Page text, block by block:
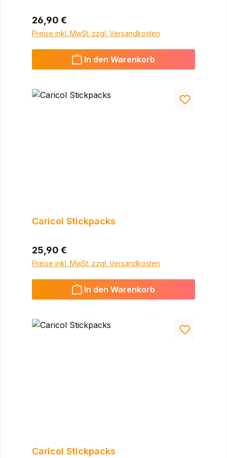
Regulärer Preis:
26,90 €
Preise inkl. MwSt. zzgl. Versandkosten
In den Warenkorb
Caricol Stickpacks
Regulärer Preis:
25,90 €
Preise inkl. MwSt. zzgl. Versandkosten
In den Warenkorb
Caricol Stickpacks